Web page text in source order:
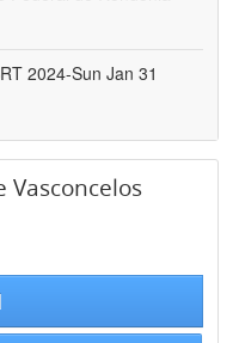
2024-Sun Jan 31
Vasconcelos